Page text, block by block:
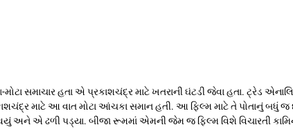
સમાચાર હતા એ પ્રકાશચંદ્ર માટે ખતરાની ઘંટડી જેવા હતા. ટ્રેડ
માટે આ વાત મોટા આંચકા સમાન હતી. આ ફિલ્મ માટે તે પોતાનું બધું જ
થયું અને એ ઢળી પડ્યા. બીજા રૂમમાં એમની જેમ જ ફિલ્મ વિશે વિચારતી